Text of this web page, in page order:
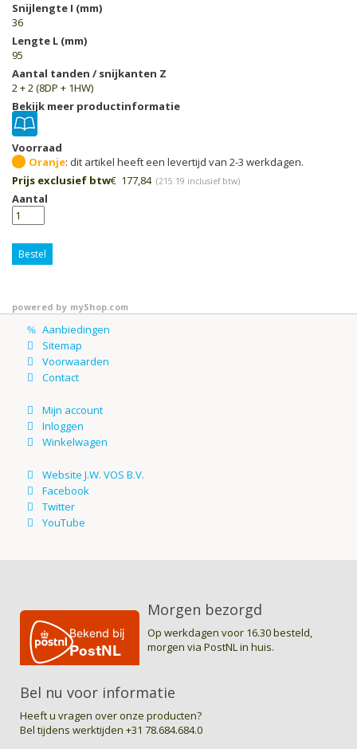
Snijlengte I (mm)
36
Lengte L (mm)
95
Aantal tanden / snijkanten Z
2 + 2 (8DP + 1HW)
Bekijk meer productinformatie
Voorraad
Oranje
Prijs exclusief btw€ 177,84 (215.19 inclusief btw)
Aantal
Bestel
powered by myShop.com
Morgen bezorgd
Op werkdagen voor 16.30 besteld,
morgen via PostNL in huis.
Bel nu voor informatie
Heeft u vragen over onze producten?
Bel tijdens werktijden +31 78.684.684.0